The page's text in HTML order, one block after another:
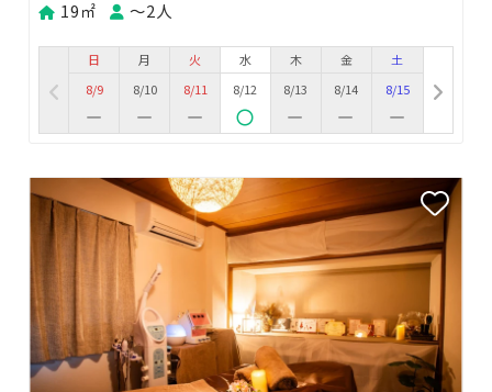
19㎡
〜2人
日
8/9
月
8/10
火
8/11
水
8/12
木
8/13
金
8/14
土
8/15